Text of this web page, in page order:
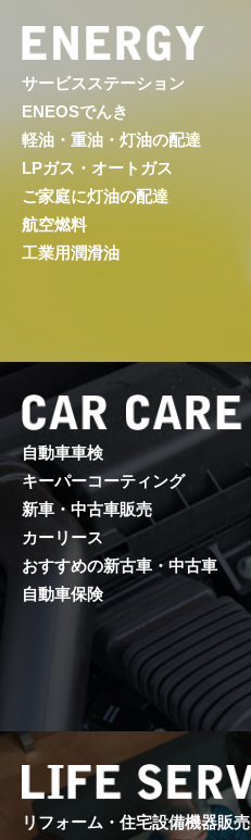
サービスステーション
ENEOSでんき
軽油・重油・灯油の配達
LPガス・オートガス
ご家庭に灯油の配達
航空燃料
工業用潤滑油
自動車車検
キーパーコーティング
新車・中古車販売
カーリース
おすすめの新古車・中古車
自動車保険
リフォーム・住宅設備機器販売